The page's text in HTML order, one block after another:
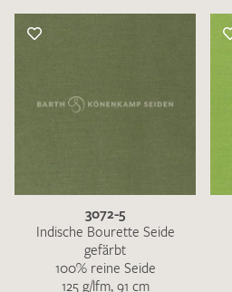
3072-5
Indische Bourette Seide
gefärbt
100% reine Seide
125 g/lfm, 91 cm